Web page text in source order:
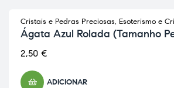
Cristais e Pedras Preciosas, Esoterismo e
Ágata Azul Rolada (Tamanho
2,50 €
ADICIONAR